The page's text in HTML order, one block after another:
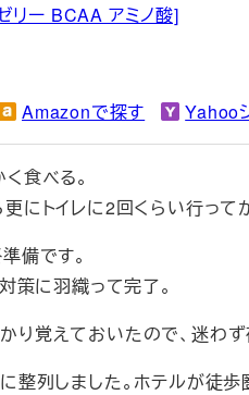
リー BCAA アミノ酸]
Amazonで探す Yahoo
食べる。
にトイレに2回くらい行って
備です。
策に羽織って完了。
覚えておいたので、迷わず
整列しました。ホテルが徒歩